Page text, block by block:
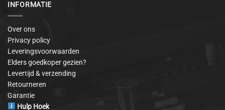
INFORMATIE
Over ons
Privacy policy
Leveringsvoorwaarden
Elders goedkoper gezien?
Levertijd & verzending
Retourneren
Garantie
Hulp Hoek